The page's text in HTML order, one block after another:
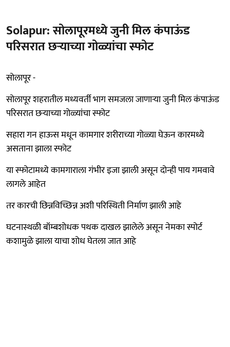
Solapur: सोलापूरमध्ये जुनी मिल कंपाऊंड
परिसरात छऱ्याच्या गोळ्यांचा स्फोट
सोलापूर -
सोलापूर शहरातील मध्यवर्ती भाग समजला जाणाऱ्या जुनी मिल कंपाऊंड
परिसरात छऱ्याच्या गोळ्यांचा स्फोट
सहारा गन हाऊस मधून कामगार शरीराच्या गोळ्या घेऊन कारमध्ये
असताना झाला स्फोट
या स्फोटामध्ये कामगाराला गंभीर इजा झाली असून दोन्ही पाय गमवावे
लागले आहेत
तर कारची छिन्नविच्छिन्न अशी परिस्थिती निर्माण झाली आहे
घटनास्थळी बॉम्बशोधक पथक दाखल झालेले असून नेमका स्पोर्ट
कशामुळे झाला याचा शोध घेतला जात आहे